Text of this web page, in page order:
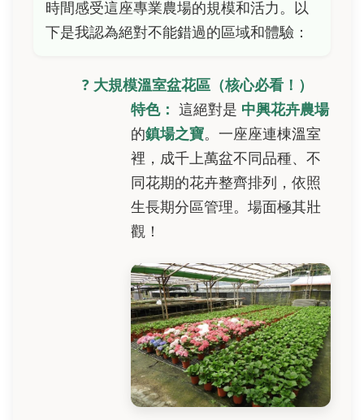
時間感受這座專業農場的規模和活力。以
下是我認為絕對不能錯過的區域和體驗：
? 大規模溫室盆花區（核心必看！）
特色： 這絕對是 中興花卉農場
的鎮場之寶。一座座連棟溫室
裡，成千上萬盆不同品種、不
同花期的花卉整齊排列，依照
生長期分區管理。場面極其壯
觀！